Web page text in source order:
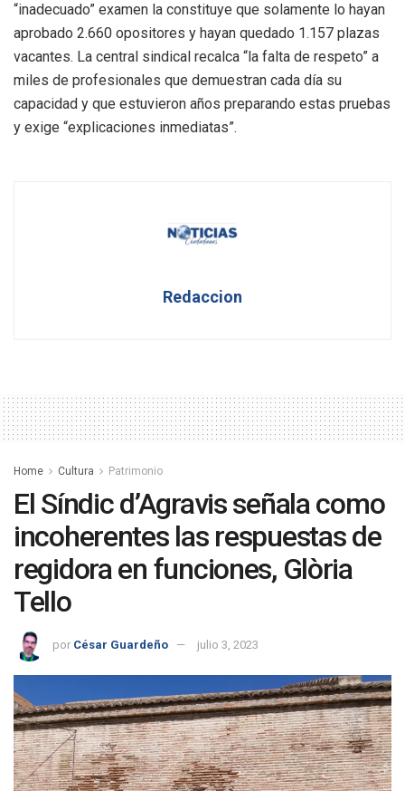
“inadecuado” examen la constituye que solamente lo hayan
aprobado 2.660 opositores y hayan quedado 1.157 plazas
vacantes. La central sindical recalca “la falta de respeto” a
miles de profesionales que demuestran cada día su
capacidad y que estuvieron años preparando estas pruebas
y exige “explicaciones inmediatas”.
Redaccion
Home Cultura Patrimonio
El Síndic d’Agravis señala como
incoherentes las respuestas de
regidora en funciones, Glòria
Tello
por César Guardeño julio 3, 2023